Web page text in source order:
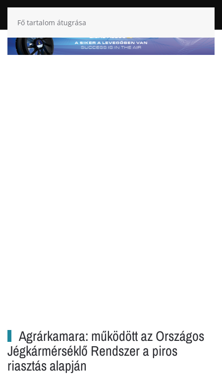
Fő tartalom átugrása
Agrárkamara: működött az Országos
Jégkármérséklő Rendszer a piros
riasztás alapján